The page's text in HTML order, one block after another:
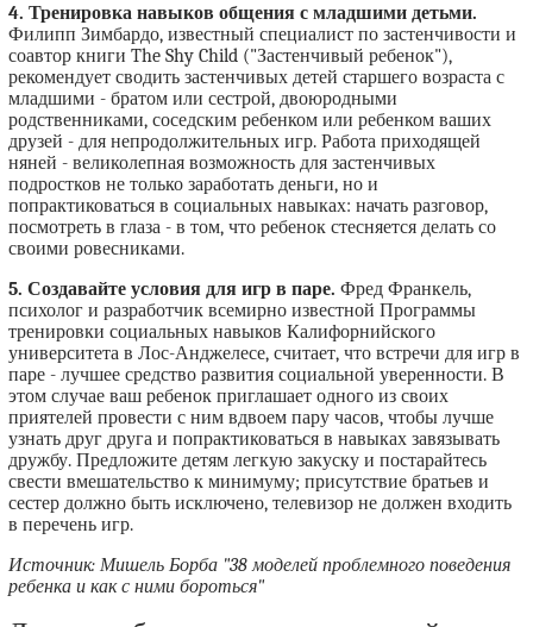
4. Тренировка навыков общения с младшими детьми.
Филипп Зимбардо, известный специалист по застенчивости и
соавтор книги The Shy Child ("Застенчивый ребенок"),
рекомендует сводить застенчивых детей старшего возраста с
младшими - братом или сестрой, двоюродными
родственниками, соседским ребенком или ребенком ваших
друзей - для непродолжительных игр. Работа приходящей
няней - великолепная возможность для застенчивых
подростков не только заработать деньги, но и
попрактиковаться в социальных навыках: начать разговор,
посмотреть в глаза - в том, что ребенок стесняется делать со
своими ровесниками.
5. Создавайте условия для игр в паре. Фред Франкель,
психолог и разработчик всемирно известной Программы
тренировки социальных навыков Калифорнийского
университета в Лос-Анджелесе, считает, что встречи для игр в
паре - лучшее средство развития социальной уверенности. В
этом случае ваш ребенок приглашает одного из своих
приятелей провести с ним вдвоем пару часов, чтобы лучше
узнать друг друга и попрактиковаться в навыках завязывать
дружбу. Предложите детям легкую закуску и постарайтесь
свести вмешательство к минимуму; присутствие братьев и
сестер должно быть исключено, телевизор не должен входить
в перечень игр.
Источник: Мишель Борба "38 моделей проблемного поведения
ребенка и как с ними бороться"